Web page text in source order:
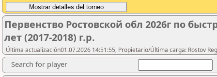
Первенство Ростовской обл 2026г по
лет (2017-2018) г.р.
Última actualización01.07.2026 14:51:55, Propietario/Última carga: Rostov
Search for player